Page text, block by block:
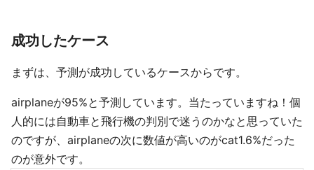
成功したケース
まずは、予測が成功しているケースからです。
airplaneが95%と予測しています。当たっていますね！個
人的には自動車と飛行機の判別で迷うのかなと思っていた
のですが、airplaneの次に数値が高いのがcat1.6%だった
のが意外です。